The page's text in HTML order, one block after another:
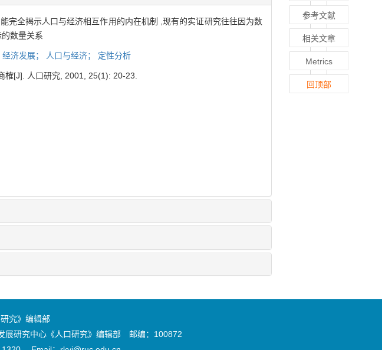
完全揭示人口与经济相互作用的内在机制 ,现有的实证研究往往因为数
数量关系
经济发展； 人口与经济； 定性分析
[J]. 人口研究, 2001, 25(1): 20-23.
参考文献
相关文章
Metrics
回顶部
究》编辑部
展研究中心《人口研究》编辑部 邮编：100872